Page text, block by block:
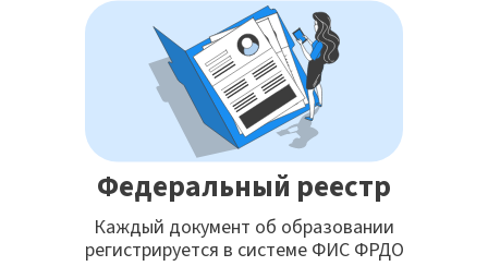
Федеральный реестр
Каждый документ об образовании
регистрируется в системе ФИС ФРДО